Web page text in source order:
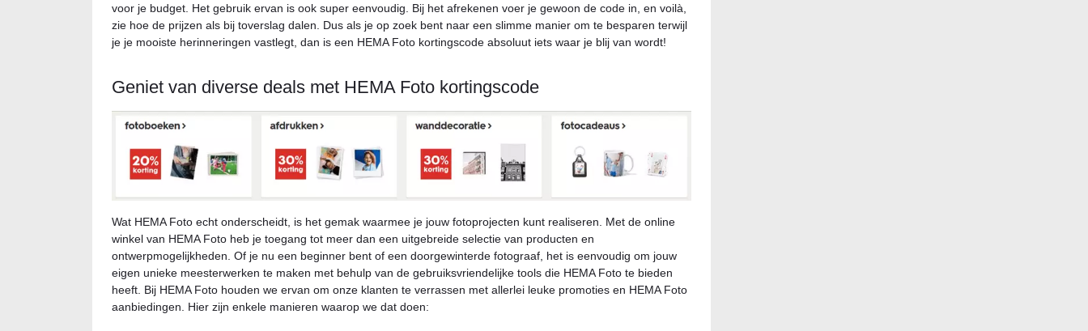
voor je budget. Het gebruik ervan is ook super eenvoudig. Bij het afrekenen voer je gewoon de code in, en voilà,
zie hoe de prijzen als bij toverslag dalen. Dus als je op zoek bent naar een slimme manier om te besparen terwijl
je je mooiste herinneringen vastlegt, dan is een HEMA Foto kortingscode absoluut iets waar je blij van wordt!
Geniet van diverse deals met HEMA Foto kortingscode
Wat HEMA Foto echt onderscheidt, is het gemak waarmee je jouw fotoprojecten kunt realiseren. Met de online
winkel van HEMA Foto heb je toegang tot meer dan een uitgebreide selectie van producten en
ontwerpmogelijkheden. Of je nu een beginner bent of een doorgewinterde fotograaf, het is eenvoudig om jouw
eigen unieke meesterwerken te maken met behulp van de gebruiksvriendelijke tools die HEMA Foto te bieden
heeft. Bij HEMA Foto houden we ervan om onze klanten te verrassen met allerlei leuke promoties en HEMA Foto
aanbiedingen. Hier zijn enkele manieren waarop we dat doen: